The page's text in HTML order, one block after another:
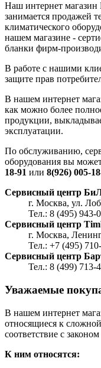
Наш интернет магазин
занимается продажей
климатического
нашем магазине -
бланки фирм-
В работе с нашими
защите прав
В нашем интернет
как можно более
продукции,
эксплуатации.
По обслуживанию,
оборудования вы
18-91 или 8(926) 005-
Сервисный центр
г. Москва, ул.
Тел.: 8 (495) 943-
Сервисный центр
г. Москва,
Тел.: +7 (495)
Сервисный центр
Тел.: 8 (499) 713-
Уважаемые
В нашем интернет
относящиеся к
соответствие с
К ним относятся: